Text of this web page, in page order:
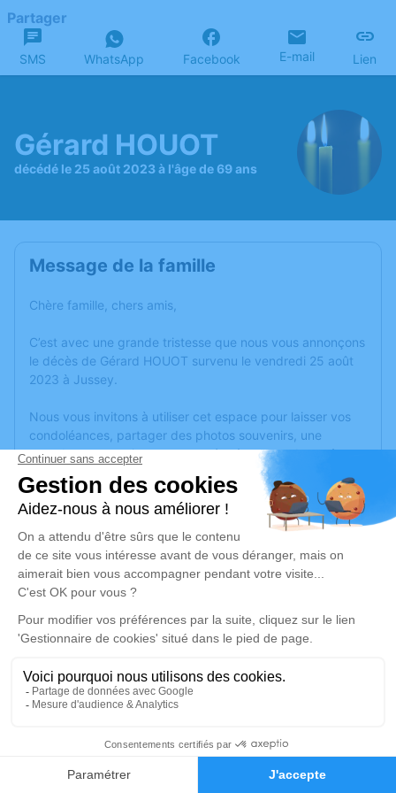
Faire-part Hommages
Partager
SMS WhatsApp Facebook E-mail Lien
Gérard HOUOT
décédé le 25 août 2023 à l'âge de 69 ans
Message de la famille
Chère famille, chers amis,
C’est avec une grande tristesse que nous vous annonçons
le décès de Gérard HOUOT survenu le vendredi 25 août
2023 à Jussey.
Nous vous invitons à utiliser cet espace pour laisser vos
condoléances, partager des photos souvenirs, une
anecdote ou exprimer vos pensées à travers des poèmes
ou des textes. Cet endroit est un lieu d'expression dédié à
honorer la mémoire de Gérard HOUOT.
Je rends hommage
Cérémonie civile
lundi 28 août 2023 à 14h30
Chambre Funéraire Marbrerie Didier de
6, Rue du Lavoir
70500 Jussey
Je rends hommage